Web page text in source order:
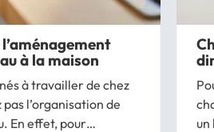
à la maison
à travailler de chez
l’organisation de
En effet, pour
un